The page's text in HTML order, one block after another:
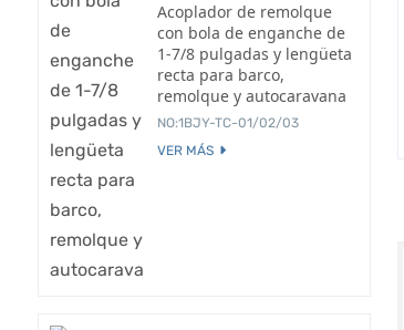
Acoplador de remolque
con bola de enganche de
1-7/8 pulgadas y lengüeta
recta para barco,
remolque y autocaravana
NO:1BJY-TC-01/02/03
VER MÁS